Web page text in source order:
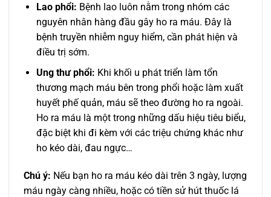
Lao phổi: Bệnh lao luôn nằm trong nhóm các
nguyên nhân hàng đầu gây ho ra máu. Đây là
bệnh truyền nhiễm nguy hiểm, cần phát hiện và
điều trị sớm.
Ung thư phổi: Khi khối u phát triển làm tổn
thương mạch máu bên trong phổi hoặc làm xuất
huyết phế quản, máu sẽ theo đường ho ra ngoài.
Ho ra máu là một trong những dấu hiệu tiêu biểu,
đặc biệt khi đi kèm với các triệu chứng khác như
ho kéo dài, đau ngực…
Chú ý: Nếu bạn ho ra máu kéo dài trên 3 ngày, lượng
máu ngày càng nhiều, hoặc có tiền sử hút thuốc lá